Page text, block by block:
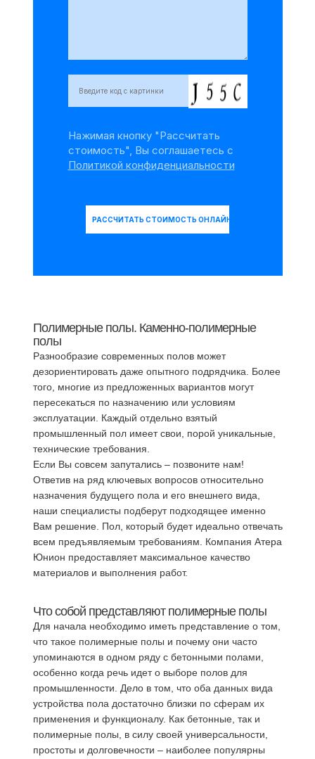
Нажимая кнопку "Рассчитать
стоимость", Вы соглашаетесь с
Политикой конфиденциальности
Полимерные полы. Каменно-полимерные
полы
Разнообразие современных полов может
дезориентировать даже опытного подрядчика. Более
того, многие из предложенных вариантов могут
пересекаться по назначению или условиям
эксплуатации. Каждый отдельно взятый
промышленный пол имеет свои, порой уникальные,
технические требования.
Если Вы совсем запутались – позвоните нам!
Ответив на ряд ключевых вопросов относительно
назначения будущего пола и его внешнего вида,
наши специалисты подберут подходящее именно
Вам решение. Пол, который будет идеально отвечать
всем предъявляемым требованиям. Компания Атера
Юнион предоставляет максимальное качество
материалов и выполнения работ.
Что собой представляют полимерные полы
Для начала необходимо иметь представление о том,
что такое полимерные полы и почему они часто
упоминаются в одном ряду с бетонными полами,
особенно когда речь идет о выборе полов для
промышленности. Дело в том, что оба данных вида
устройства пола достаточно близки по сферам их
применения и функционалу. Как бетонные, так и
полимерные полы, в силу своей универсальности,
простоты и долговечности – наиболее популярны